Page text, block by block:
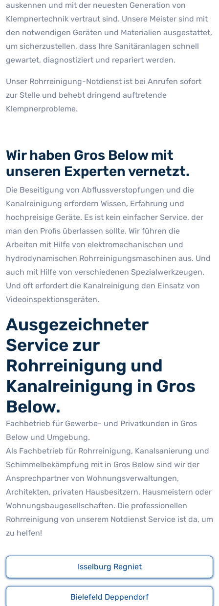
auskennen und mit der neuesten Generation von
Klempnertechnik vertraut sind. Unsere Meister sind mit
den notwendigen Geräten und Materialien ausgestattet,
um sicherzustellen, dass Ihre Sanitäranlagen schnell
gewartet, diagnostiziert und repariert werden.
Unser Rohrreinigung-Notdienst ist bei Anrufen sofort
zur Stelle und behebt dringend auftretende
Klempnerprobleme.
Wir haben Gros Below mit
unseren Experten vernetzt.
Die Beseitigung von Abflussverstopfungen und die
Kanalreinigung erfordern Wissen, Erfahrung und
hochpreisige Geräte. Es ist kein einfacher Service, der
man den Profis überlassen sollte. Wir führen die
Arbeiten mit Hilfe von elektromechanischen und
hydrodynamischen Rohrreinigungsmaschinen aus. Und
auch mit Hilfe von verschiedenen Spezialwerkzeugen.
Und oft erfordert die Kanalreinigung den Einsatz von
Videoinspektionsgeräten.
Ausgezeichneter
Service zur
Rohrreinigung und
Kanalreinigung in Gros
Below.
Fachbetrieb für Gewerbe- und Privatkunden in Gros
Below und Umgebung.
Als Fachbetrieb für Rohrreinigung, Kanalsanierung und
Schimmelbekämpfung mit in Gros Below sind wir der
Ansprechpartner von Wohnungsverwaltungen,
Architekten, privaten Hausbesitzern, Hausmeistern oder
Wohnungsbaugesellschaften. Die professionellen
Rohrreinigung von unserem Notdienst Service ist da, um
zu helfen!
Isselburg Regniet
Bielefeld Deppendorf